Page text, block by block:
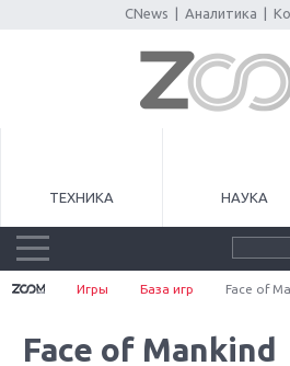
CNews Аналитика
ТЕХНИКА НАУКА
Игры База игр Face of
Face of Mankind